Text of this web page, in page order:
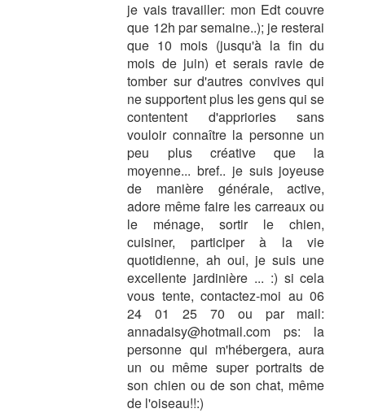
je vais travailler: mon Edt couvre
que 12h par semaine..); je resterai
que 10 mois (jusqu'à la fin du
mois de juin) et serais ravie de
tomber sur d'autres convives qui
ne supportent plus les gens qui se
contentent d'appriories sans
vouloir connaître la personne un
peu plus créative que la
moyenne... bref.. je suis joyeuse
de manière générale, active,
adore même faire les carreaux ou
le ménage, sortir le chien,
cuisiner, participer à la vie
quotidienne, ah oui, je suis une
excellente jardinière ... :) si cela
vous tente, contactez-moi au 06
24 01 25 70 ou par mail:
annadaisy@hotmail.com ps: la
personne qui m'hébergera, aura
un ou même super portraits de
son chien ou de son chat, même
de l'oiseau!!:)